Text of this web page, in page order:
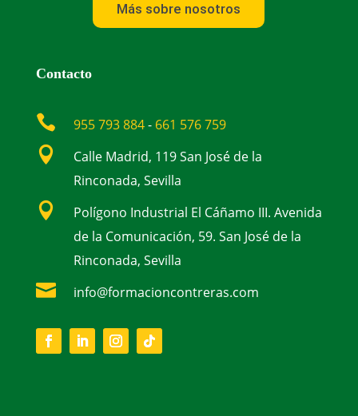
Más sobre nosotros
Contacto
 955 793 884- 661 576 759

Calle Madrid, 119 San José de la
Rinconada, Sevilla

Polígono Industrial El Cáñamo III. Avenida
de la Comunicación, 59. San José de la
Rinconada, Sevilla
 info@formacioncontreras.com